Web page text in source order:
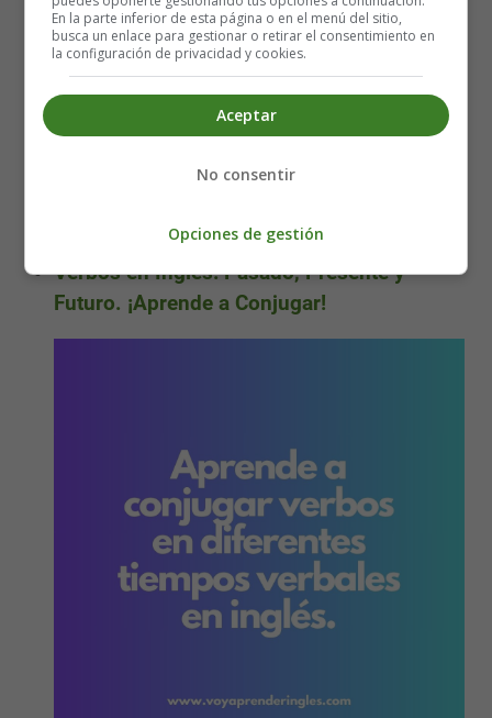
Verbos en Inglés: Pasado, Presente y
Futuro. ¡Aprende a Conjugar!
En la parte inferior de esta página o en el menú del sitio,
busca un enlace para gestionar o retirar el consentimiento en
la configuración de privacidad y cookies.
Aceptar
No consentir
Opciones de gestión